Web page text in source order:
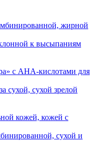
жирной
к высыпаниям
с АНА-кислотами для
сухой, сухой зрелой
кожей, кожей с
сухой и